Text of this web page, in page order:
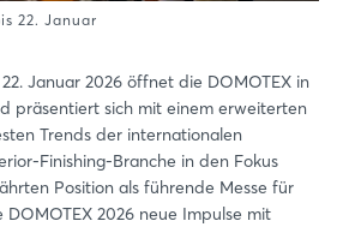
22. Januar
22. Januar 2026 öffnet die DOMOTEX in
präsentiert sich mit einem erweiterten
Trends der internationalen
Finishing-Branche in den Fokus
Position als führende Messe für
2026 neue Impulse mit